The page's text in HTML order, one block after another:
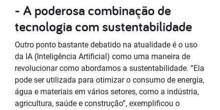
- A poderosa combinação de
tecnologia com sustentabilidade
Outro ponto bastante debatido na atualidade é o uso
da IA (Inteligência Artificial) como uma maneira de
revolucionar como abordamos a sustentabilidade. “Ela
pode ser utilizada para otimizar o consumo de energia,
água e materiais em vários setores, como a indústria,
agricultura, saúde e construção”, exemplificou o